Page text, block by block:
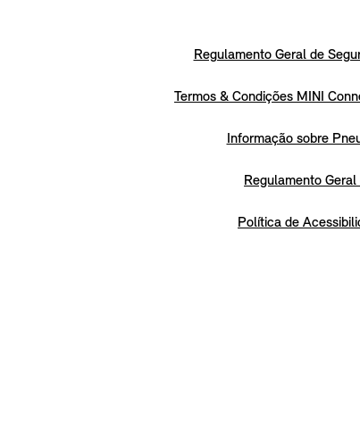
Regulamento Geral de
Termos & Condições MINI
Informação sobre
Regulamento
Política de